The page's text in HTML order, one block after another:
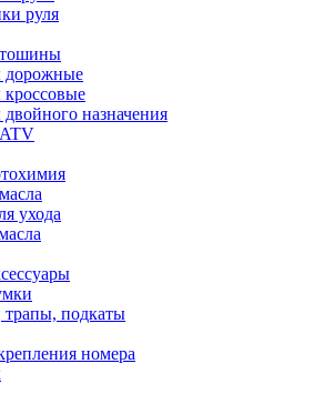
руля
назначения
ухода
трапы, подкаты
номера